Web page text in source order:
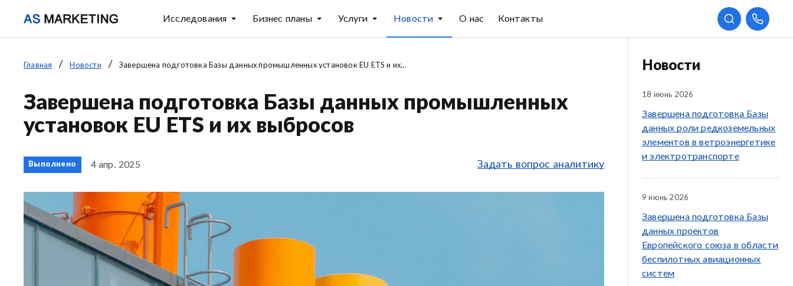
Исследования Бизнес планы Услуги Новости О нас Контакты
Главная Новости Завершена подготовка Базы данных промышленных установок EU ETS и их...
Завершена подготовка Базы данных промышленных
установок EU ETS и их выбросов
Выполнено 4 апр. 2025 Задать вопрос аналитику
Новости
18 июнь 2026
Завершена подготовка Базы
данных роли редкоземельных
элементов в ветроэнергетике
и электротранспорте
9 июнь 2026
Завершена подготовка Базы
данных проектов
Европейского союза в области
беспилотных авиационных
систем